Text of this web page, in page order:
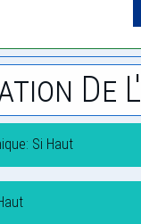
De
Si Haut